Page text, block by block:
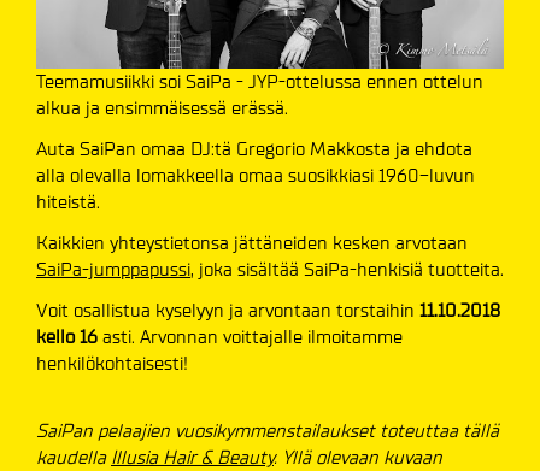
Teemamusiikki soi SaiPa - JYP-ottelussa ennen ottelun
alkua ja ensimmäisessä erässä.
Auta SaiPan omaa DJ:tä Gregorio Makkosta ja ehdota
alla olevalla lomakkeella omaa suosikkiasi 1960-luvun
hiteistä.
Kaikkien yhteystietonsa jättäneiden kesken arvotaan
SaiPa-jumppapussi, joka sisältää SaiPa-henkisiä tuotteita.
Voit osallistua kyselyyn ja arvontaan torstaihin 11.10.2018
kello 16 asti. Arvonnan voittajalle ilmoitamme
henkilökohtaisesti!
SaiPan pelaajien vuosikymmenstailaukset toteuttaa tällä
kaudella Illusia Hair & Beauty. Yllä olevaan kuvaan